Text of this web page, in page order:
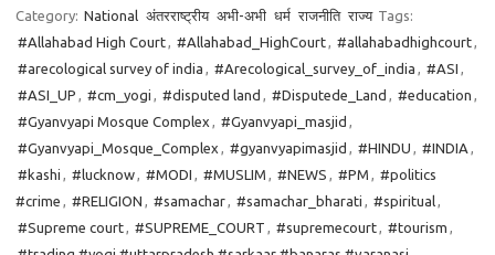
Category: National अंतरराष्ट्रीय अभी-अभी धर्म राजनीति राज्य Tags:
#Allahabad High Court, #Allahabad_HighCourt, #allahabadhighcourt,
#arecological survey of india , #Arecological_survey_of_india , #ASI ,
#ASI_UP , #cm_yogi , #disputed land , #Disputede_Land , #education ,
#Gyanvyapi Mosque Complex , #Gyanvyapi_masjid ,
#Gyanvyapi_Mosque_Complex , #gyanvyapimasjid , #HINDU , #INDIA ,
#kashi , #lucknow, #MODI , #MUSLIM , #NEWS , #PM , #politics
#crime , #RELIGION , #samachar, #samachar_bharati , #spiritual,
#Supreme court, #SUPREME_COURT , #supremecourt, #tourism ,